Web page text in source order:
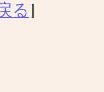
る]